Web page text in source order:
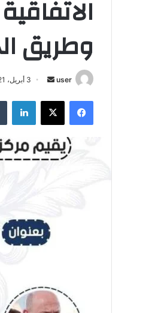
وطريق
user
أرسل 3 أبريل، 2021
فيسبوك ‫X